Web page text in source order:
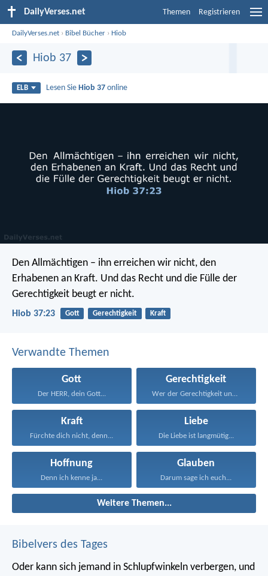
DailyVerses.net Themen Registrieren
DailyVerses.net › Bibel Bücher › Hiob
Hiob 37
ELB Lesen Sie Hiob 37 online
Den Allmächtigen – ihn erreichen wir nicht, den
Erhabenen an Kraft. Und das Recht und die Fülle der
Gerechtigkeit beugt er nicht.
Hiob 37:23 Gott Gerechtigkeit Kraft
Verwandte Themen
Gott
Der HERR, dein Gott...
Gerechtigkeit
Wer der Gerechtigkeit und...
Kraft
Fürchte dich nicht, denn...
Liebe
Die Liebe ist langmütig...
Hoffnung
Denn ich kenne ja...
Glauben
Darum sage ich euch...
Weitere Themen...
Bibelvers des Tages
Oder kann sich jemand in Schlupfwinkeln verbergen, und